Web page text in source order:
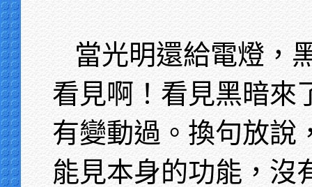
當光明還給電燈，
看見啊！看見黑暗來
有變動過。換句放說
能見本身的功能，沒